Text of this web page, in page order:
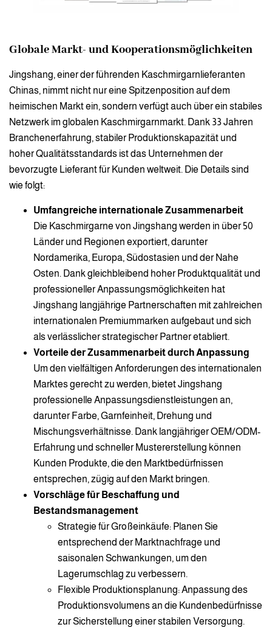
Globale Markt- und Kooperationsmöglichkeiten
Jingshang, einer der führenden Kaschmirgarnlieferanten
Chinas, nimmt nicht nur eine Spitzenposition auf dem
heimischen Markt ein, sondern verfügt auch über ein stabiles
Netzwerk im globalen Kaschmirgarnmarkt. Dank 33 Jahren
Branchenerfahrung, stabiler Produktionskapazität und
hoher Qualitätsstandards ist das Unternehmen der
bevorzugte Lieferant für Kunden weltweit. Die Details sind
wie folgt:
Umfangreiche internationale Zusammenarbeit
Die Kaschmirgarne von Jingshang werden in über 50
Länder und Regionen exportiert, darunter
Nordamerika, Europa, Südostasien und der Nahe
Osten. Dank gleichbleibend hoher Produktqualität und
professioneller Anpassungsmöglichkeiten hat
Jingshang langjährige Partnerschaften mit zahlreichen
internationalen Premiummarken aufgebaut und sich
als verlässlicher strategischer Partner etabliert.
Vorteile der Zusammenarbeit durch Anpassung
Um den vielfältigen Anforderungen des internationalen
Marktes gerecht zu werden, bietet Jingshang
professionelle Anpassungsdienstleistungen an,
darunter Farbe, Garnfeinheit, Drehung und
Mischungsverhältnisse. Dank langjähriger OEM/ODM-
Erfahrung und schneller Mustererstellung können
Kunden Produkte, die den Marktbedürfnissen
entsprechen, zügig auf den Markt bringen.
Vorschläge für Beschaffung und
Bestandsmanagement
Strategie für Großeinkäufe: Planen Sie
entsprechend der Marktnachfrage und
saisonalen Schwankungen, um den
Lagerumschlag zu verbessern.
Flexible Produktionsplanung: Anpassung des
Produktionsvolumens an die Kundenbedürfnisse
zur Sicherstellung einer stabilen Versorgung.